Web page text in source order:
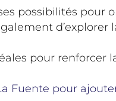
possibilités pour
d’explorer
pour renforcer
Fuente pour